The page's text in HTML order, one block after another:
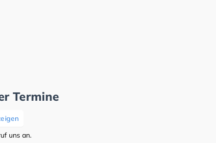
Termine
uns an.